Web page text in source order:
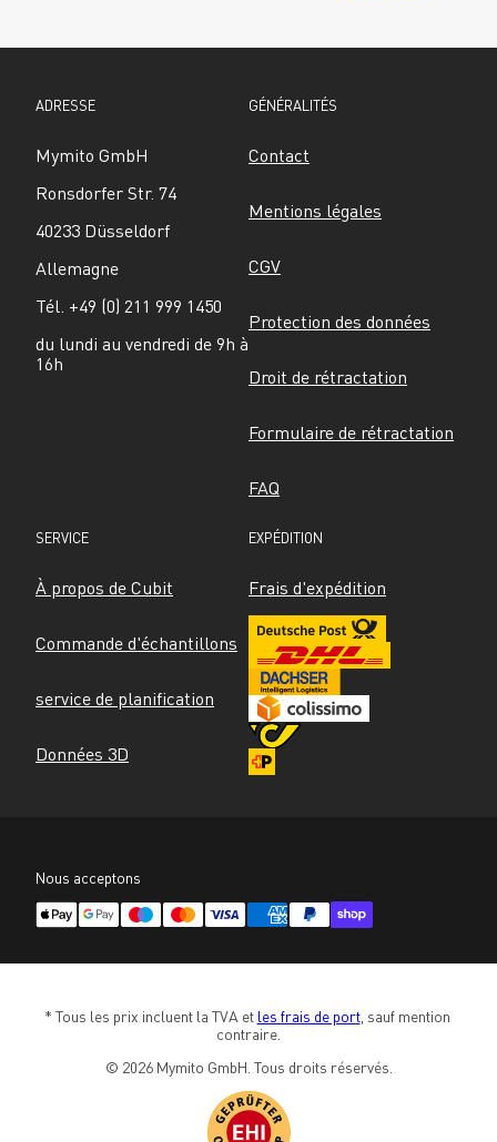
ADRESSE
Mymito GmbH
Ronsdorfer Str. 74
40233 Düsseldorf
Allemagne
Tél. +49 (0) 211 999 1450
du lundi au vendredi de 9h à
16h
GÉNÉRALITÉS
Contact
Mentions légales
CGV
Protection des données
Droit de rétractation
Formulaire de rétractation
FAQ
SERVICE
À propos de Cubit
Commande d'échantillons
service de planification
Données 3D
EXPÉDITION
Frais d'expédition
Nous acceptons
* Tous les prix incluent la TVA et les frais de port, sauf mention
contraire.
© 2026 Mymito GmbH. Tous droits réservés.